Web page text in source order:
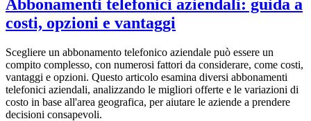
Abbonamenti telefonici aziendali: guida a
costi, opzioni e vantaggi
Scegliere un abbonamento telefonico aziendale può essere un
compito complesso, con numerosi fattori da considerare, come costi,
vantaggi e opzioni. Questo articolo esamina diversi abbonamenti
telefonici aziendali, analizzando le migliori offerte e le variazioni di
costo in base all'area geografica, per aiutare le aziende a prendere
decisioni consapevoli.